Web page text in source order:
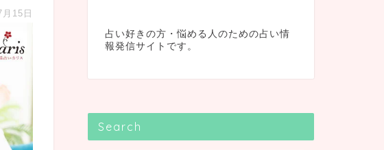
15日
占い好きの方・悩める人のための占い情
報発信サイトです。
Search